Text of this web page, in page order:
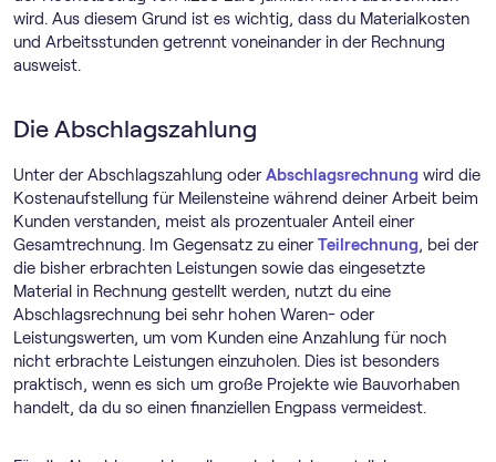
wird. Aus diesem Grund ist es wichtig, dass du Materialkosten
und Arbeitsstunden getrennt voneinander in der Rechnung
ausweist.
Die Abschlagszahlung
Unter der Abschlagszahlung oderAbschlagsrechnung wird die
Kostenaufstellung für Meilensteine während deiner Arbeit beim
Kunden verstanden, meist als prozentualer Anteil einer
Gesamtrechnung. Im Gegensatz zu einerTeilrechnung, bei der
die bisher erbrachten Leistungen sowie das eingesetzte
Material in Rechnung gestellt werden, nutzt du eine
Abschlagsrechnung bei sehr hohen Waren- oder
Leistungswerten, um vom Kunden eine Anzahlung für noch
nicht erbrachte Leistungen einzuholen. Dies ist besonders
praktisch, wenn es sich um große Projekte wie Bauvorhaben
handelt, da du so einen finanziellen Engpass vermeidest.